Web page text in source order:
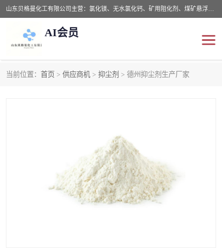
山东贝格曼化工有限公司主营：氯化镁、无水氯化钙、矿用阻化剂、煤矿悬浮剂、道路抑尘剂、氢氧化镁，防灭火剂等，公司位于山东省潍坊市滨海经济开发区,是专业从事对各种精细化工集研究、开发、制造于一体的现代化大型跨境化工企业，公司本着诚信经营、给每一位客户提供专业服务。
AI会员
当前位置： 首页 > 供应商机 > 抑尘剂 > 德州抑尘剂生产厂家
抑尘剂